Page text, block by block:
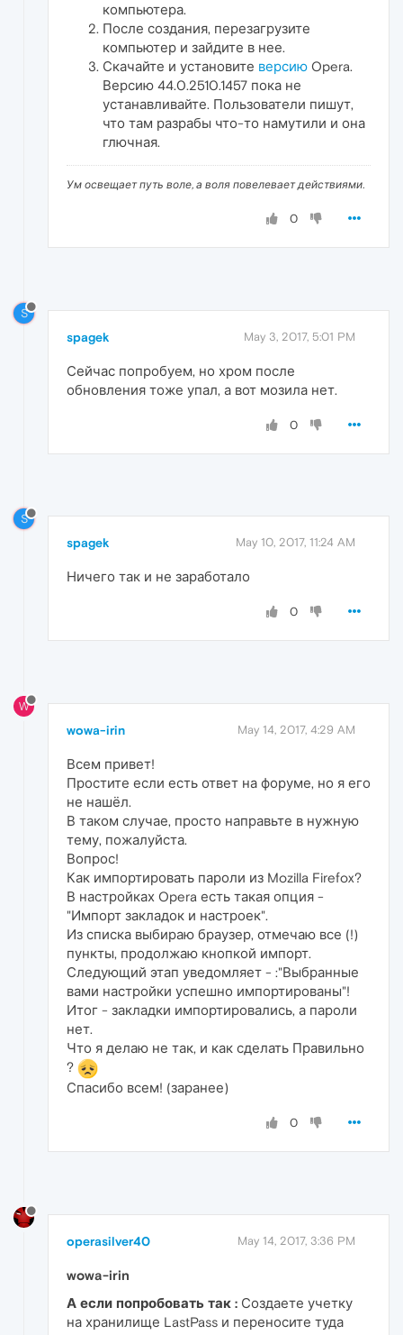
компьютера.
После создания, перезагрузите
компьютер и зайдите в нее.
Скачайте и установите версию Opera.
Версию 44.0.2510.1457 пока не
устанавливайте. Пользователи пишут,
что там разрабы что-то намутили и она
глючная.
Ум освещает путь воле, а воля повелевает действиями.
0
S
spagek May 3, 2017, 5:01 PM
Сейчас попробуем, но хром после
обновления тоже упал, а вот мозила нет.
0
S
spagek May 10, 2017, 11:24 AM
Ничего так и не заработало
0
W
wowa-irin May 14, 2017, 4:29 AM
Всем привет!
Простите если есть ответ на форуме, но я его
не нашёл.
В таком случае, просто направьте в нужную
тему, пожалуйста.
Вопрос!
Как импортировать пароли из Mozilla Firefox?
В настройках Opera есть такая опция -
"Импорт закладок и настроек".
Из списка выбираю браузер, отмечаю все (!)
пункты, продолжаю кнопкой импорт.
Следующий этап уведомляет - :"Выбранные
вами настройки успешно импортированы"!
Итог - закладки импортировались, а пароли
нет.
Что я делаю не так, и как сделать Правильно
?
Спасибо всем! (заранее)
0
operasilver40 May 14, 2017, 3:36 PM
wowa-irin
А если попробовать так : Создаете учетку
на хранилище LastPass и переносите туда